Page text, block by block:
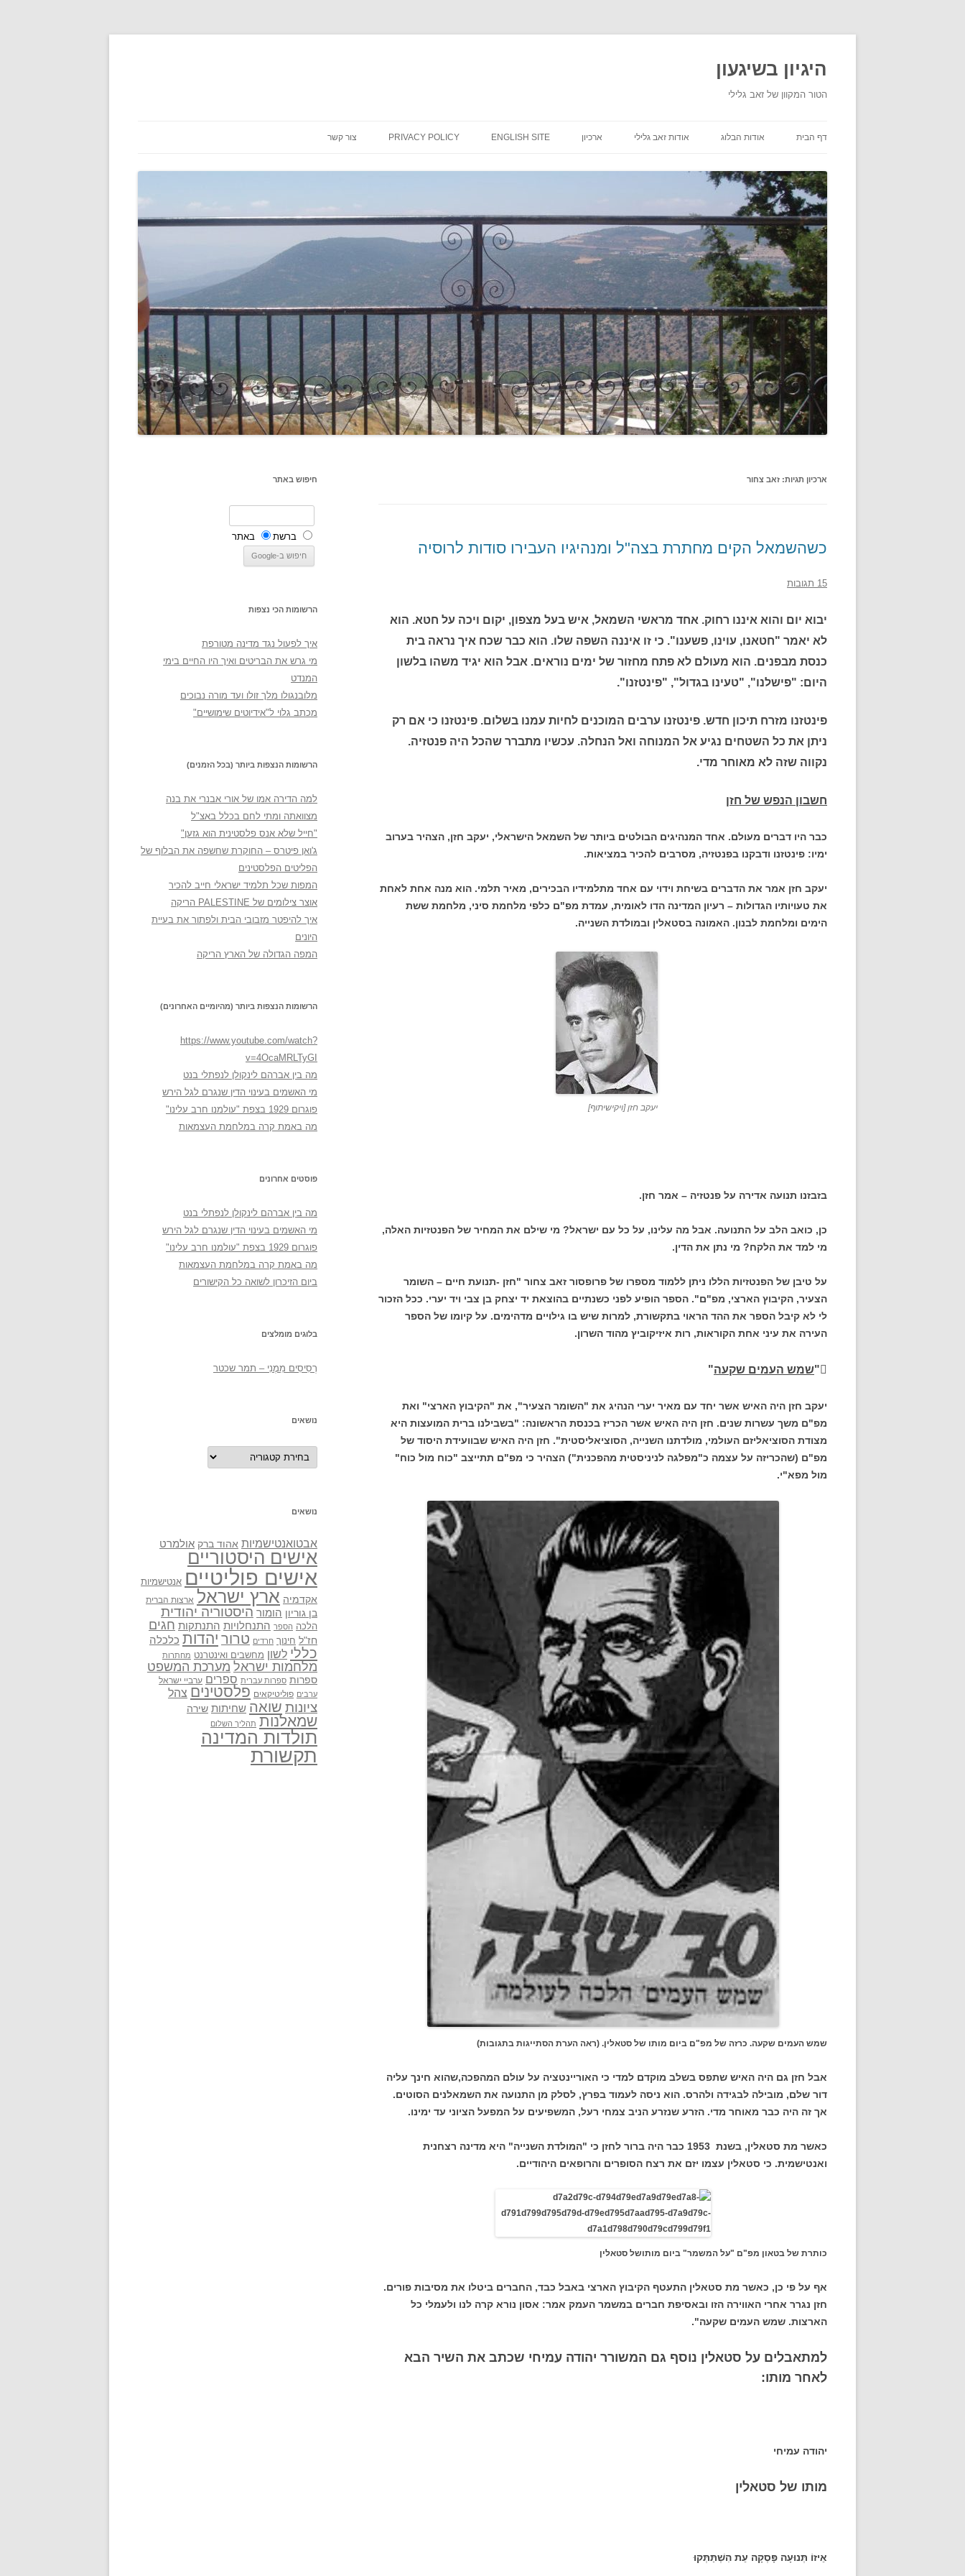
היגיון בשיגעון
הטור המקוון של זאב גלילי
דף הבית אודות הבלוג אודות זאב גלילי ארכיון ENGLISH SITE
PRIVACY POLICY צור קשר
ארכיון תגיות: זאב צחור
כשהשמאל הקים מחתרת בצה"ל ומנהיגיו העבירו סודות לרוסיה
15 תגובות
יבוא יום והוא איננו רחוק. אחד מראשי השמאל, איש בעל מצפון, יקום ויכה על חטא. הוא
לא יאמר "חטאנו, עוינו, פשענו". כי זו איננה השפה שלו. הוא כבר שכח איך נראה בית
כנסת מבפנים. הוא מעולם לא פתח מחזור של ימים נוראים. אבל הוא יגיד משהו בלשון
היום: "פישלנו", "טעינו בגדול", "פינטזנו".
פינטזנו מזרח תיכון חדש. פינטזנו ערבים המוכנים לחיות עמנו בשלום. פינטזנו כי אם רק
ניתן את כל השטחים נגיע אל המנוחה ואל הנחלה. עכשיו מתברר שהכל היה פנטזיה.
נקווה שזה לא מאוחר מדי.
חשבון הנפש של חזן
כבר היו דברים מעולם. אחד המנהיגים הבולטים ביותר של השמאל הישראלי, יעקב חזן, הצהיר בערוב
ימיו: פינטזנו ודבקנו בפנטזיה, מסרבים להכיר במציאות.
יעקב חזן אמר את הדברים בשיחת וידוי עם אחד מתלמידיו הבכירים, מאיר תלמי. הוא מנה אחת לאחת
את טעויותיו הגדולות – רעיון המדינה הדו לאומית, עמדת מפ"ם כלפי מלחמת סיני, מלחמת ששת
הימים ומלחמת לבנון. האמונה בסטאלין ובמולדת השנייה.
יעקב חזן [ויקישיתוף]
בזבזנו תנועה אדירה על פנטזיה – אמר חזן.
כן, כואב הלב על התנועה. אבל מה עלינו, על כל עם ישראל? מי שילם את המחיר של הפנטזיות האלה,
מי למד את הלקח? מי נתן את הדין.
על טיבן של הפנטזיות הללו ניתן ללמוד מספרו של פרופסור זאב צחור "חזן -תנועת חיים – השומר
הצעיר, הקיבוץ הארצי, מפ"ם". הספר הופיע לפני כשנתיים בהוצאת יד יצחק בן צבי ויד יערי. ככל הזכור
לי לא קיבל הספר את ההד הראוי בתקשורת, למרות שיש בו גילויים מדהימים. על קיומו של הספר
העירה את עיני אחת הקוראות, רות איזיקוביץ מהוד השרון.
" שמש העמים שקעה"
יעקב חזן היה האיש אשר יחד עם מאיר יערי הנהיג את "השומר הצעיר", את "הקיבוץ הארצי" ואת
מפ"ם משך עשרות שנים. חזן היה האיש אשר הכריז בכנסת הראשונה: "בשבילנו ברית המועצות היא
מצודת הסוציאליזם העולמי, מולדתנו השנייה, הסוציאליסטית". חזן היה האיש שבוועידת היסוד של
מפ"ם (שהכריזה על עצמה כ"מפלגה לניניסטית מהפכנית") הצהיר כי מפ"ם תתייצב "כוח מול כוח"
מול מפא"י.
שמש העמים שקעה. כרזה של מפ"ם ביום מותו של סטאלין. (ראה הערת הסתייגות בתגובות)
אבל חזן גם היה האיש שתפס בשלב מוקדם למדי כי האוריינטציה על עולם המהפכה,שהוא חינך עליה
דור שלם, מובילה לבגידה ולהרס. הוא ניסה לעמוד בפרץ, לסלק מן התנועה את השמאלנים הסוטים.
אך זה היה כבר מאוחר מדי. הזרע שנזרע הניב צמחי רעל, המשפיעים על המפעל הציוני עד ימינו.
כאשר מת סטאלין, בשנת 1953 כבר היה ברור לחזן כי "המולדת השנייה" היא מדינה רצחנית
ואנטישמית. כי סטאלין עצמו יזם את רצח הסופרים והרופאים היהודיים.
כותרת של בטאון מפ"ם "על המשמר" ביום מותושל סטאלין
אף על פי כן, כאשר מת סטאלין התעטף הקיבוץ הארצי באבל כבד, החברים ביטלו את מסיבות פורים.
חזן נגרר אחרי האווירה הזו ובאסיפת חברים במשמר העמק אמר: אסון נורא קרה לנו ולעמלי כל
הארצות. שמש העמים שקעה".
למתאבלים על סטאלין נוסף גם המשורר יהודה עמיחי שכתב את השיר הבא
לאחר מותו:
יהודה עמיחי
מותו של סטאלין
אֵיזוֹ תְּנוּעָה פָּסְקָה עֵת הִשְׁתַּתְּקוּ
חיפוש באתר
ברשת באתר
הרשומות הכי נצפות
איך לפעול נגד מדינה מטורפת
מי גרש את הבריטים ואיך היו החיים בימי
המנדט
מלובנגולו מלך זולו ועד מורה נבוכים
מכתב גלוי ל"אידיוטים שימושיים"
הרשומות הנצפות ביותר (בכל הזמנים)
למה הדירה אמו של אורי אבנרי את בנה
מצוואתה ומתי לחם בכלל באצ"ל
"חייל שלא אנס פלסטינית הוא גזען"
ג'ואן פיטרס – החוקרת שחשפה את הבלוף של
הפליטים הפלסטינים
המפות שכל תלמיד ישראלי חייב להכיר
אוצר צילומים של PALESTINE הריקה
איך להיפטר מזבובי הבית ולפתור את בעיית
היונים
המפה הגדולה של הארץ הריקה
הרשומות הנצפות ביותר (מהיומיים האחרונים)
https://www.youtube.com/watch?
v=4OcaMRLTyGI
מה בין אברהם לינקולן לנפתלי בנט
מי האשמים בעינוי הדין שנגרם לגל הירש
פוגרום 1929 בצפת "עולמנו חרב עלינו"
מה באמת קרה במלחמת העצמאות
פוסטים אחרונים
מה בין אברהם לינקולן לנפתלי בנט
מי האשמים בעינוי הדין שנגרם לגל הירש
פוגרום 1929 בצפת "עולמנו חרב עלינו"
מה באמת קרה במלחמת העצמאות
ביום הזיכרון לשואה כל הקישורים
בלוגים מומלצים
רְסִיסִים מִמֶנִי – תמר שכטר
נושאים
נושאים
נושאים
אבטואנטישמיות אהוד ברק אולמרט
אישים היסטוריים
אישים פוליטיים אנטישמיות
אקדמיה ארץ ישראל ארצות הברית
בן גוריון הומור היסטוריה יהודית
הלכה הספר התנחלויות התנתקות חגים
חז"ל חינוך חרדים טרור יהדות כלכלה
כללי לשון מחשבים ואינטרנט מחתרות
מלחמות ישראל מערכת המשפט
ספרות ספרות עברית ספרים ערביי ישראל
ערבים פוליטיקאים פלסטינים צהל
ציונות שואה שחיתות שירה
שמאלנות תהליך השלום
תולדות המדינה
תקשורת